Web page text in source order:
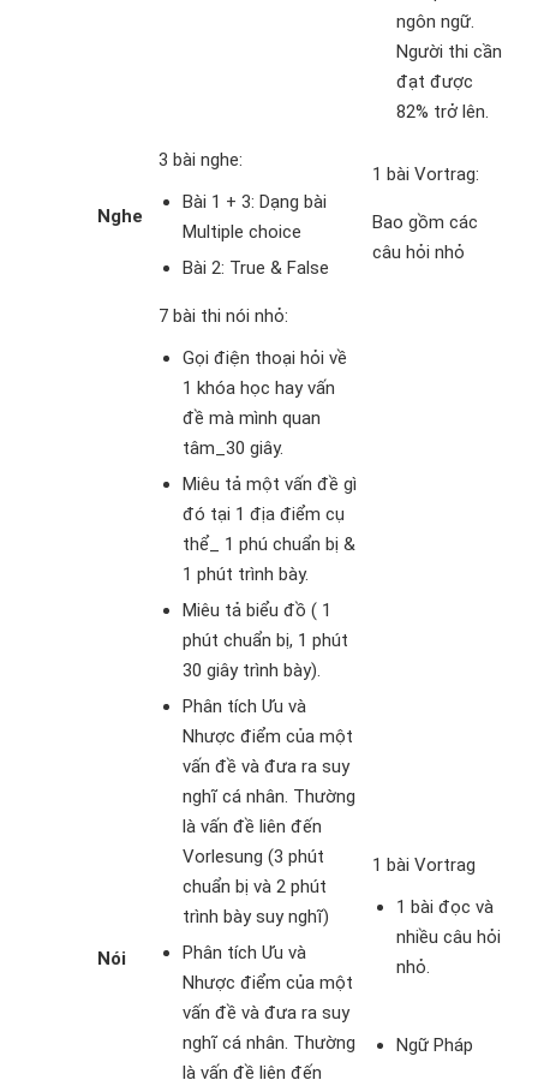
ngôn ngữ.
Người thi cần
đạt được
82% trở lên.
Nghe
3 bài nghe:
Bài 1 + 3: Dạng bài
Multiple choice
Bài 2: True & False
1 bài Vortrag:
Bao gồm các
câu hỏi nhỏ
Nói
7 bài thi nói nhỏ:
Gọi điện thoại hỏi về
1 khóa học hay vấn
đề mà mình quan
tâm_30 giây.
Miêu tả một vấn đề gì
đó tại 1 địa điểm cụ
thể_ 1 phú chuẩn bị &
1 phút trình bày.
Miêu tả biểu đồ ( 1
phút chuẩn bị, 1 phút
30 giây trình bày).
Phân tích Ưu và
Nhược điểm của một
vấn đề và đưa ra suy
nghĩ cá nhân. Thường
là vấn đề liên đến
Vorlesung (3 phút
chuẩn bị và 2 phút
trình bày suy nghĩ)
Phân tích Ưu và
Nhược điểm của một
vấn đề và đưa ra suy
nghĩ cá nhân. Thường
là vấn đề liên đến
1 bài Vortrag
1 bài đọc và
nhiều câu hỏi
nhỏ.
Ngữ Pháp